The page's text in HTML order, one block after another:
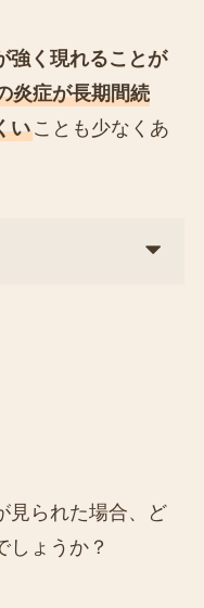
強く現れることが
炎症が長期間続
いことも少なくあ
見られた場合、ど
しょうか？